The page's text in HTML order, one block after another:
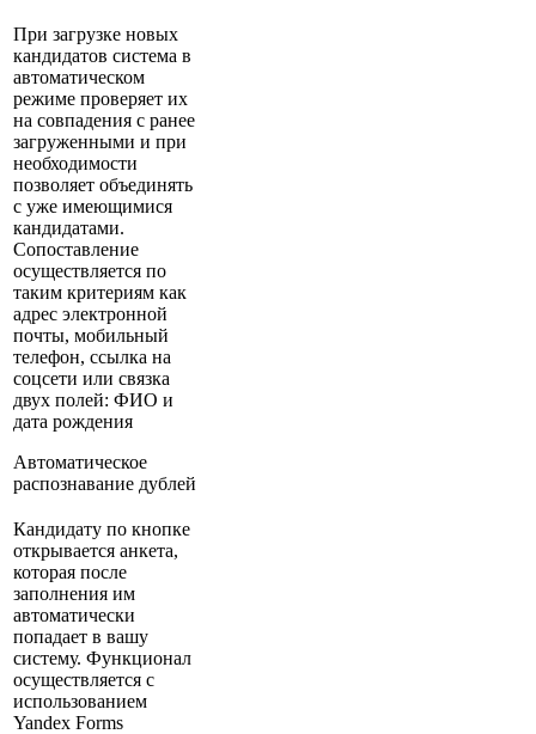
При загрузке новых
кандидатов система в
автоматическом
режиме проверяет их
на совпадения с ранее
загруженными и при
необходимости
позволяет объединять
с уже имеющимися
кандидатами.
Сопоставление
осуществляется по
таким критериям как
адрес электронной
почты, мобильный
телефон, ссылка на
соцсети или связка
двух полей: ФИО и
дата рождения
Автоматическое
распознавание дублей
Кандидату по кнопке
открывается анкета,
которая после
заполнения им
автоматически
попадает в вашу
систему. Функционал
осуществляется с
использованием
Yandex Forms